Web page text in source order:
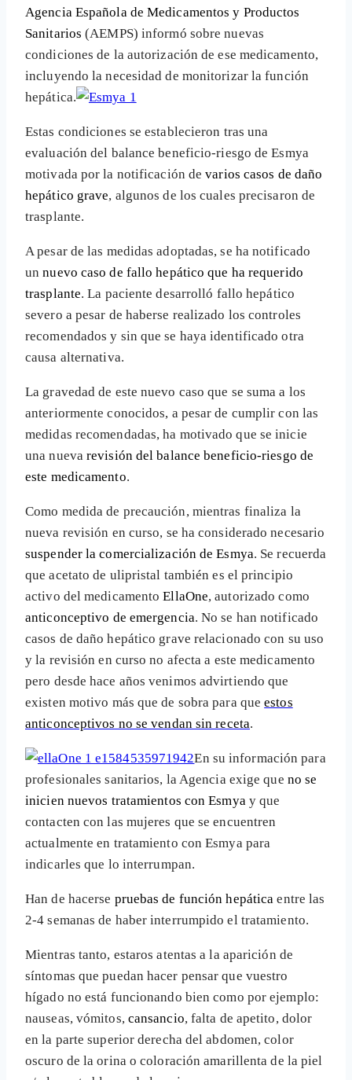
Agencia Española de Medicamentos y Productos
Sanitarios (AEMPS) informó sobre nuevas
condiciones de la autorización de ese medicamento,
incluyendo la necesidad de monitorizar la función
hepática.
Estas condiciones se establecieron tras una
evaluación del balance beneficio-riesgo de Esmya
motivada por la notificación devarios casos de daño
hepático grave, algunos de los cuales precisaron de
trasplante.
A pesar de las medidas adoptadas, se ha notificado
unnuevo caso de fallo hepático que ha requerido
trasplante. La paciente desarrolló fallo hepático
severo a pesar de haberse realizado los controles
recomendados y sin que se haya identificado otra
causa alternativa.
La gravedad de este nuevo caso que se suma a los
anteriormente conocidos, a pesar de cumplir con las
medidas recomendadas, ha motivado que se inicie
una nuevarevisión del balance beneficio-riesgo de
este medicamento.
Como medida de precaución, mientras finaliza la
nueva revisión en curso, se ha considerado necesario
suspender la comercialización de Esmya. Se recuerda
que acetato de ulipristal también es el principio
activo del medicamentoEllaOne, autorizado como
anticonceptivo de emergencia. No se han notificado
casos de daño hepático grave relacionado con su uso
y la revisión en curso no afecta a este medicamento
pero desde hace años venimos advirtiendo que
existen motivo más que de sobra para queestos
anticonceptivos no se vendan sin receta.
En su información para
profesionales sanitarios, la Agencia exige que no se
inicien nuevos tratamientos con Esmyay que
contacten con las mujeres que se encuentren
actualmente en tratamiento con Esmya para
indicarles que lo interrumpan.
Han de hacerse pruebas de función hepática entre las
2-4 semanas de haber interrumpido el tratamiento.
Mientras tanto, estaros atentas a la aparición de
síntomas que puedan hacer pensar que vuestro
hígado no está funcionando bien como por ejemplo:
nauseas, vómitos, cansancio, falta de apetito, dolor
en la parte superior derecha del abdomen, color
oscuro de la orina o coloración amarillenta de la piel